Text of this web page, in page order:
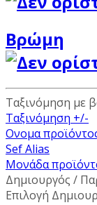
Βρώμη
Ταξινόμηση με
Ταξινόμηση +/-
Ονομα
Sef Alias
Μονάδα
Δημιουργός /
Επιλογή